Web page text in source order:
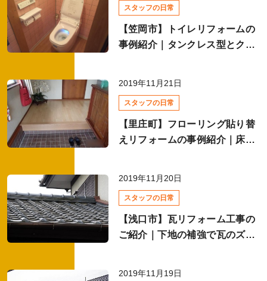
全て
スタッフの日常
【笠岡市】トイレリフォームの
事例紹介｜タンクレス型とクッ
2019年11月21日
スタッフの日常
【里庄町】フローリング貼り替
えリフォームの事例紹介｜床の
2019年11月20日
スタッフの日常
【浅口市】瓦リフォーム工事の
ご紹介｜下地の補強で瓦のズレ
2019年11月19日